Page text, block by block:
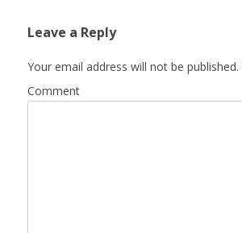
Leave a Reply
Your email address will not be published.
Comment